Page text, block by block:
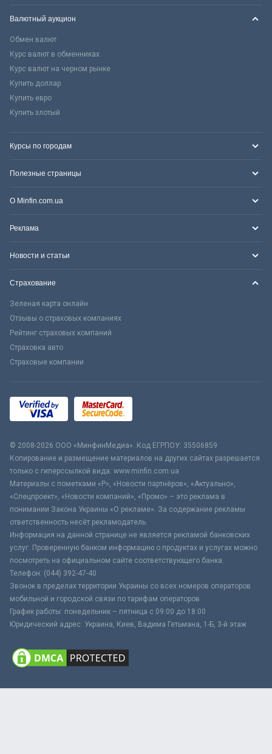
Валютный аукцион
Обмен валют
Курс валют в обменниках
Курс валют на черном рынке
Купить доллар
Купить евро
Купить злотый
Курсы по городам
Полезные страницы
О Minfin.com.ua
Реклама
Новости и статьи
Страхование
Зеленая карта онлайн
Отзывы о страховых компаниях
Рейтинг страховых компаний
Страховка авто
Страховые компании
© 2008-2026 ООО «МинфинМедиа». Код ЕГРПОУ: 35506859
Копирование и размещение материалов на других сайтах разрешается
только с гиперссылкой вида: www.minfin.com.ua
Материалы с пометками «Р», «Новости партнёров», «Актуально»,
«Спецпроект», «Новости компаний», «Промо» – это реклама в
понимании Закона Украины «О рекламе». За содержание рекламы
ответственность несёт рекламодатель.
Информация на данной странице не является рекламой банковских
услуг. Проверенную банком информацию о продуктах и услугах можно
посмотреть на официальном сайте соответствующего банка.
Телефон: (044) 392-47-40
Звонок в пределах территории Украины со всех номеров операторов
мобильной и городской связи по тарифам операторов
График работы: понедельник – пятница с 09:00 до 18:00
Юридический адрес: Украина, Киев, Вадима Гетьмана, 1-Б, 3-й этаж